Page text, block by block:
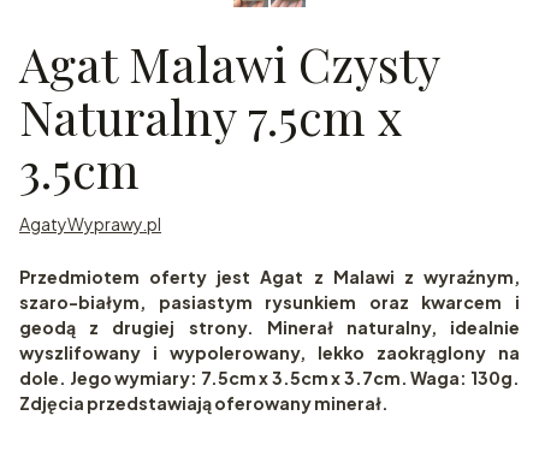
Agat Malawi Czysty
Naturalny 7.5cm x
3.5cm
AgatyWyprawy.pl
Przedmiotem oferty jest Agat z Malawi z wyraźnym,
szaro-białym, pasiastym rysunkiem oraz kwarcem i
geodą z drugiej strony. Minerał naturalny, idealnie
wyszlifowany i wypolerowany, lekko zaokrąglony na
dole. Jego wymiary: 7.5cm x 3.5cm x 3.7cm. Waga: 130g.
Zdjęcia przedstawiają oferowany minerał.